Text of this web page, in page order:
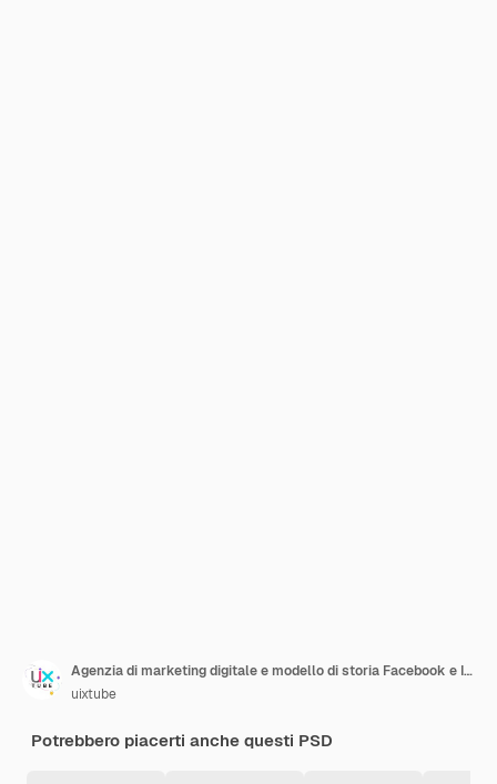
Agenzia di marketing digitale e modello di storia Facebook e Instagram aziendale
uixtube
Potrebbero piacerti anche questi PSD